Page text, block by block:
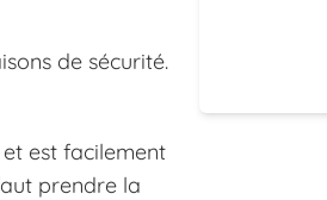
de sécurité.
est facilement
prendre la